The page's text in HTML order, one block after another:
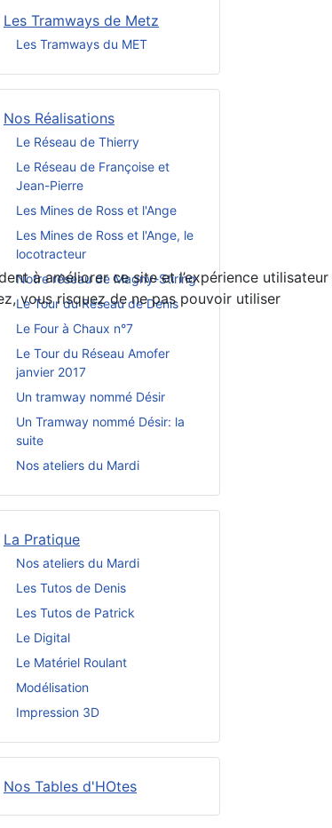
Les Tramways de Metz
Les Tramways du MET
Nos Réalisations
Le Réseau de Thierry
Le Réseau de Françoise et
Jean-Pierre
Les Mines de Ross et l'Ange
Les Mines de Ross et l'Ange, le
locotracteur
Notre réseau de Magny-Stiring
Le Tour du Réseau de Denis
Le Four à Chaux n°7
Le Tour du Réseau Amofer
janvier 2017
Un tramway nommé Désir
Un Tramway nommé Désir: la
suite
Nos ateliers du Mardi
La Pratique
Nos ateliers du Mardi
Les Tutos de Denis
Les Tutos de Patrick
Le Digital
Le Matériel Roulant
Modélisation
Impression 3D
Nos Tables d'HOtes
à améliorer ce site et l’expérience utilisateur
vous risquez de ne pas pouvoir utiliser